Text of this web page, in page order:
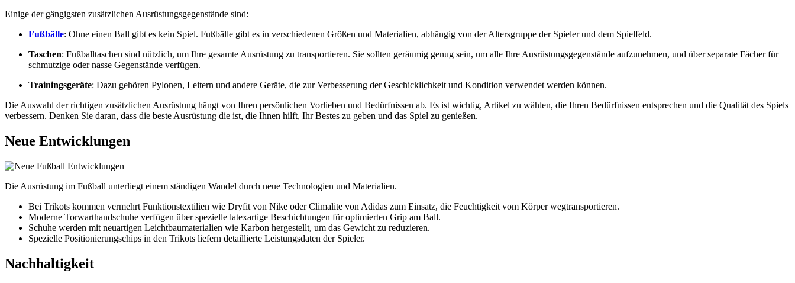
Einige der gängigsten zusätzlichen Ausrüstungsgegenstände sind:
Fußbälle: Ohne einen Ball gibt es kein Spiel. Fußbälle gibt es in verschiedenen Größen und Materialien, abhängig von der Altersgruppe der Spieler und dem Spielfeld.
Taschen: Fußballtaschen sind nützlich, um Ihre gesamte Ausrüstung zu transportieren. Sie sollten geräumig genug sein, um alle Ihre Ausrüstungsgegenstände aufzunehmen, und über separate Fächer für
schmutzige oder nasse Gegenstände verfügen.
Trainingsgeräte: Dazu gehören Pylonen, Leitern und andere Geräte, die zur Verbesserung der Geschicklichkeit und Kondition verwendet werden können.
Die Auswahl der richtigen zusätzlichen Ausrüstung hängt von Ihren persönlichen Vorlieben und Bedürfnissen ab. Es ist wichtig, Artikel zu wählen, die Ihren Bedürfnissen entsprechen und die Qualität des Spiels
verbessern. Denken Sie daran, dass die beste Ausrüstung die ist, die Ihnen hilft, Ihr Bestes zu geben und das Spiel zu genießen.
Neue Entwicklungen
Die Ausrüstung im Fußball unterliegt einem ständigen Wandel durch neue Technologien und Materialien.
Bei Trikots kommen vermehrt Funktionstextilien wie Dryfit von Nike oder Climalite von Adidas zum Einsatz, die Feuchtigkeit vom Körper wegtransportieren.
Moderne Torwarthandschuhe verfügen über spezielle latexartige Beschichtungen für optimierten Grip am Ball.
Schuhe werden mit neuartigen Leichtbaumaterialien wie Karbon hergestellt, um das Gewicht zu reduzieren.
Spezielle Positionierungschips in den Trikots liefern detaillierte Leistungsdaten der Spieler.
Nachhaltigkeit